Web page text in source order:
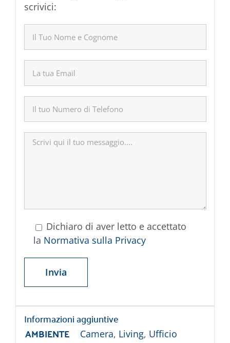
scrivici:
Dichiaro di aver letto e accettato
la Normativa sulla Privacy
Informazioni aggiuntive
AMBIENTE
Camera, Living, Ufficio